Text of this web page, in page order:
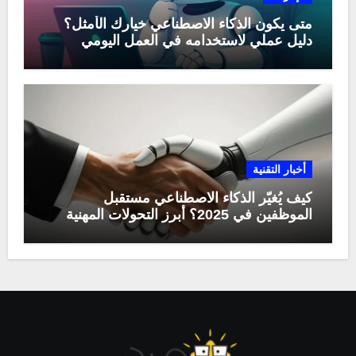
متى يكون الذكاء الاصطناعي خيارك الأمثل؟
دليل عملي لاستخدامه في العمل اليومي
أخبار التقنية
كيف يُغيّر الذكاء الاصطناعي مستقبل
الموظفين في 2025؟ أبرز التحولات المهنية